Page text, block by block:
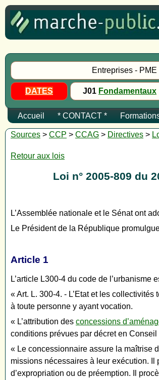
Entreprises -
DATES J01 Fondamentaux
Accueil * CONTACT *
Sources > CCP > CCAG > Directives >
Retour aux lois
Loi n° 2005-809 du
L’Assemblée nationale et le Sénat ont
Le Président de la République
Article 1
L’article L300-4 du code de l’urbanisme
« Art. L. 300-4. - L’Etat et les
à toute personne y ayant vocation.
« L’attribution des concessions
conditions prévues par décret en Conseil
« Le concessionnaire assure la maîtrise
missions nécessaires à leur exécution. Il
d’expropriation ou de préemption. Il